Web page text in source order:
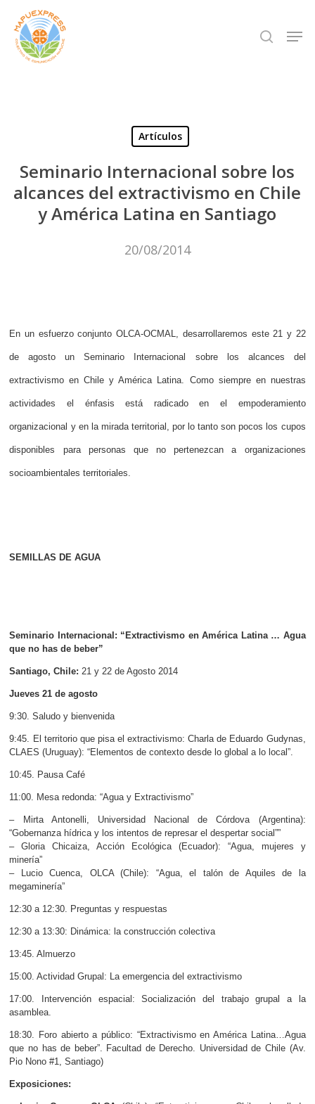
Skip
main
search
Artículos
Seminario Internacional sobre los
alcances del extractivismo en Chile
y América Latina en Santiago
20/08/2014
En un esfuerzo conjunto OLCA-OCMAL, desarrollaremos este 21 y 22
de agosto un Seminario Internacional sobre los alcances del
extractivismo en Chile y América Latina. Como siempre en nuestras
actividades el énfasis está radicado en el empoderamiento
organizacional y en la mirada territorial, por lo tanto son pocos los cupos
disponibles para personas que no pertenezcan a organizaciones
socioambientales territoriales.
SEMILLAS DE AGUA
Seminario Internacional: “Extractivismo en América Latina … Agua
que no has de beber”
Santiago, Chile:21 y 22 de Agosto 2014
Jueves 21 de agosto
9:30. Saludo y bienvenida
9:45. El territorio que pisa el extractivismo: Charla de Eduardo Gudynas,
CLAES (Uruguay): “Elementos de contexto desde lo global a lo local”.
10:45. Pausa Café
11:00. Mesa redonda: “Agua y Extractivismo”
– Mirta Antonelli, Universidad Nacional de Córdova (Argentina):
“Gobernanza hídrica y los intentos de represar el despertar social””
– Gloria Chicaiza, Acción Ecológica (Ecuador): “Agua, mujeres y
minería”
– Lucio Cuenca, OLCA (Chile): “Agua, el talón de Aquiles de la
megaminería”
12:30 a 12:30. Preguntas y respuestas
12:30 a 13:30: Dinámica: la construcción colectiva
13:45. Almuerzo
15:00. Actividad Grupal: La emergencia del extractivismo
17:00. Intervención espacial: Socialización del trabajo grupal a la
asamblea.
18:30. Foro abierto a público: “Extractivismo en América Latina…Agua
que no has de beber”. Facultad de Derecho. Universidad de Chile (Av.
Pio Nono #1, Santiago)
Exposiciones:
Close